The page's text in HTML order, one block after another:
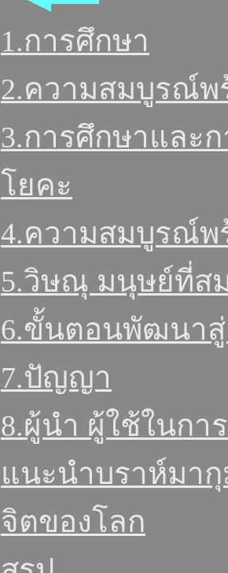
1.การศึกษา
2.ความสมบูรณ์
3.การศึกษาและ
โยคะ
4.ความสมบูรณ์พ
5.วิษณุ มนุษย์ที่ส
6.ขั้นตอนพัฒนา
7.ปัญญา
8.ผู้นำ ผู้ใช้ในก
แนะนำบราห์มา
จิตของโลก